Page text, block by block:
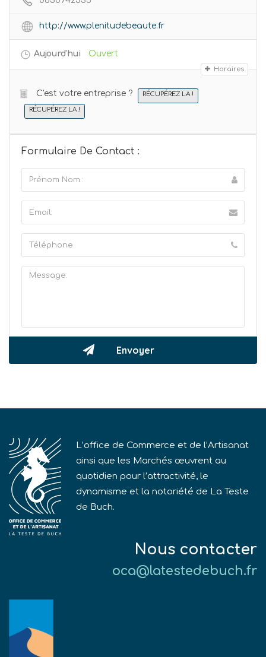
http://www.plenitudebeaute.fr
Aujourd'hui Ouvert
Horaires
C'est votre entreprise ? RÉCUPÉREZ LA !
RÉCUPÉREZ LA !
Formulaire De Contact :
L’office de Commerce et de l’Artisanat
ainsi que les Marchés œuvrent au
quotidien pour l’attractivité, le
dynamisme et la notoriété de La Teste
de Buch.
Nous contacter
oca@latestedebuch.fr